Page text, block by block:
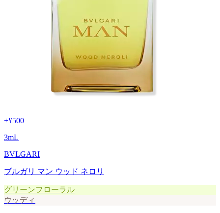
+¥500
3mL
BVLGARI
ブルガリ マン ウッド ネロリ
グリーンフローラル
ウッディ